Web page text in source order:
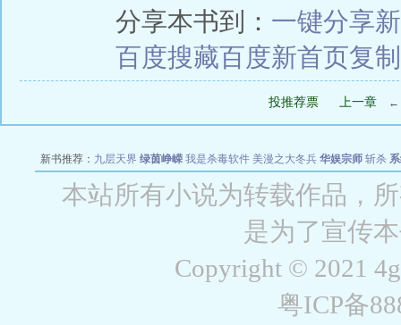
分享本书到： 一键分享
百度搜藏百度新首页复
投推荐票 上一章 ←
新书推荐： 九层天界 绿茵峥嵘 我是杀毒软件 美漫之大冬兵 华娱宗师 斩杀
战争天堂 混元道纪 教练万岁 都市全能巨星 绝对交易 全职武神 位面复
本站所有小说为转载作品，
是为了宣传
Copyright © 2021
粤ICP备